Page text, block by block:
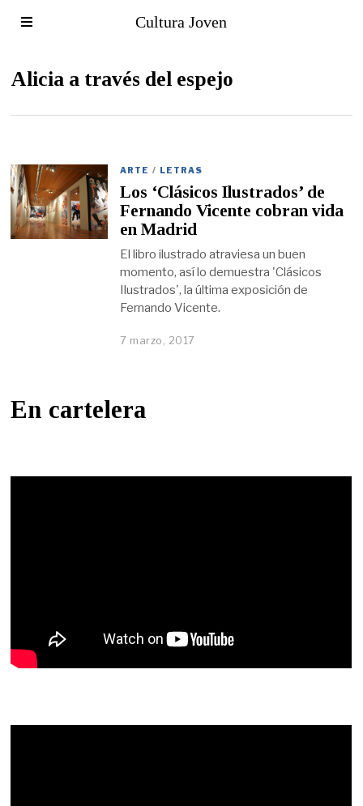
Cultura Joven
Alicia a través del espejo
ARTE / LETRAS
Los ‘Clásicos Ilustrados’ de
Fernando Vicente cobran vida
en Madrid
El libro ilustrado atraviesa un buen
momento, así lo demuestra 'Clásicos
Ilustrados', la última exposición de
Fernando Vicente.
7 marzo, 2017
En cartelera